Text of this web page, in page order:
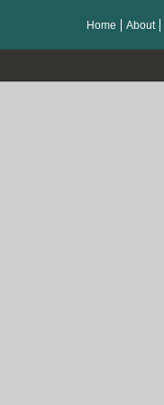
Home About